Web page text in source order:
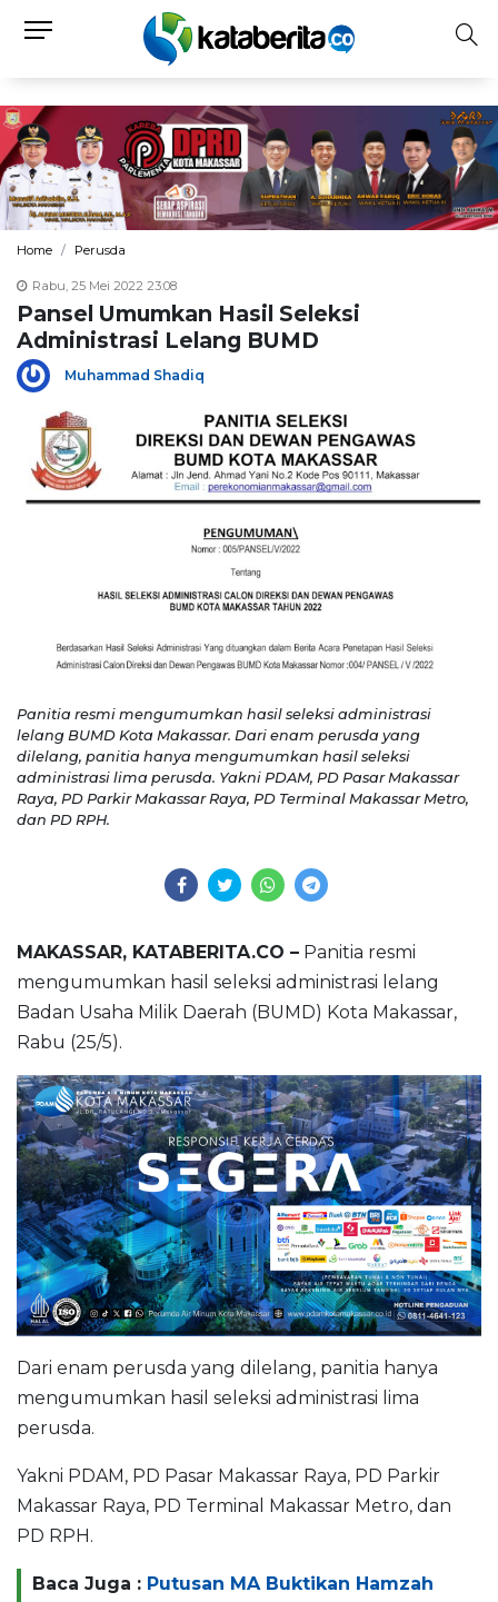
Home Perusda
Rabu, 25 Mei 2022 23:08
Pansel Umumkan Hasil Seleksi
Administrasi Lelang BUMD
Muhammad Shadiq
Panitia resmi mengumumkan hasil seleksi administrasi
lelang BUMD Kota Makassar. Dari enam perusda yang
dilelang, panitia hanya mengumumkan hasil seleksi
administrasi lima perusda. Yakni PDAM, PD Pasar Makassar
Raya, PD Parkir Makassar Raya, PD Terminal Makassar Metro,
dan PD RPH.
MAKASSAR, KATABERITA.CO – Panitia resmi
mengumumkan hasil seleksi administrasi lelang
Badan Usaha Milik Daerah (BUMD) Kota Makassar,
Rabu (25/5).
Dari enam perusda yang dilelang, panitia hanya
mengumumkan hasil seleksi administrasi lima
perusda.
Yakni PDAM, PD Pasar Makassar Raya, PD Parkir
Makassar Raya, PD Terminal Makassar Metro, dan
PD RPH.
Baca Juga : Putusan MA Buktikan Hamzah